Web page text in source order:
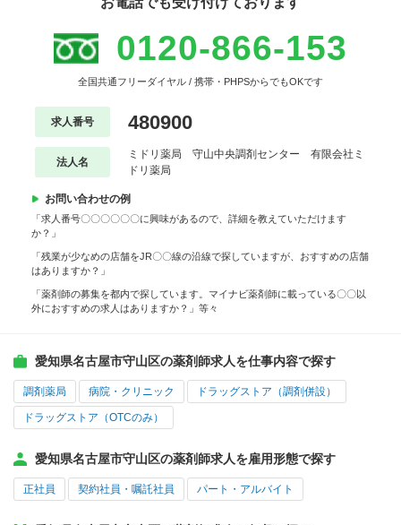
0120-866-153
全国共通フリーダイヤル / 携帯・PHPSからでもOKです
求人番号 480900
法人名
ミドリ薬局 守山中央調剤センター 有限会社ミ
ドリ薬局
お問い合わせの例
「求人番号〇〇〇〇〇〇に興味があるので、詳細を教えていただけます
か？」
「残業が少なめの店舗をJR〇〇線の沿線で探していますが、おすすめの店舗
はありますか？」
「薬剤師の募集を都内で探しています。マイナビ薬剤師に載っている〇〇以
外におすすめの求人はありますか？」等々
愛知県名古屋市守山区の薬剤師求人を仕事内容で探す
調剤薬局 病院・クリニック ドラッグストア（調剤併設）
ドラッグストア（OTCのみ）
愛知県名古屋市守山区の薬剤師求人を雇用形態で探す
正社員 契約社員・嘱託社員 パート・アルバイト